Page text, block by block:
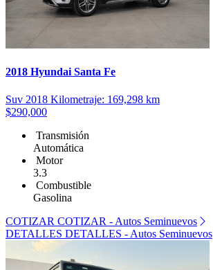
2018 Hyundai Santa Fe
Suv 2018 Kilometraje: 169,298 km
$290,000
Transmisión
Automática
Motor
3.3
Combustible
Gasolina
COTIZAR COTIZAR - Autos Seminuevos
DETALLES DETALLES - Autos Seminuevos